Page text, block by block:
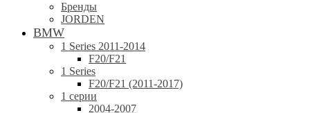
Бренды
JORDEN
BMW
1 Series 2011-2014
F20/F21
1 Series
F20/F21 (2011-2017)
1 серии
2004-2007